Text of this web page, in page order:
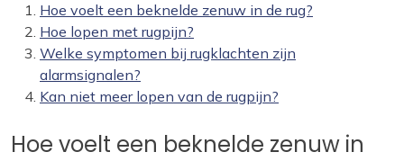
Hoe voelt een beknelde zenuw in de rug?
Hoe lopen met rugpijn?
Welke symptomen bij rugklachten zijn
alarmsignalen?
Kan niet meer lopen van de rugpijn?
Hoe voelt een beknelde zenuw in